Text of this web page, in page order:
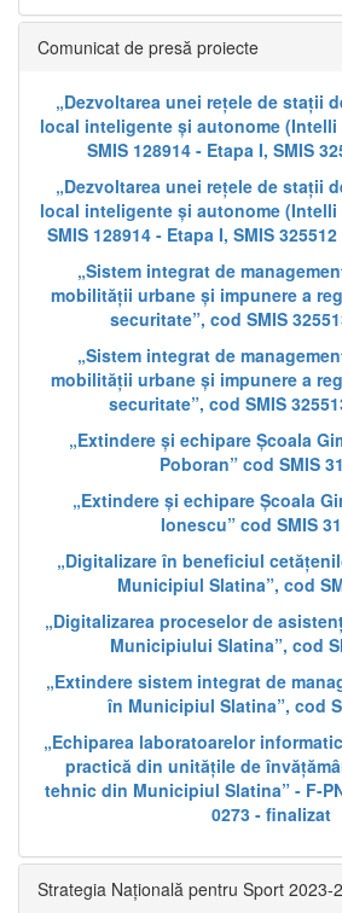
Comunicat de presă proiecte
„Dezvoltarea unei rețele de stații
local inteligente și autonome (Intelli
SMIS 128914 - Etapa I, SMIS
„Dezvoltarea unei rețele de stații
local inteligente și autonome (Intelli
SMIS 128914 - Etapa I, SMIS
„Sistem integrat de
mobilității urbane și impunere a
securitate”, cod SMIS
„Sistem integrat de
mobilității urbane și impunere a
securitate”, cod SMIS
„Extindere și echipare Școala
Poboran” cod SMIS
„Extindere și echipare Școala
Ionescu” cod SMIS
„Digitalizare în beneficiul
Municipiul Slatina”, cod
„Digitalizarea proceselor de
Municipiului Slatina”, cod
„Extindere sistem integrat de
în Municipiul Slatina”, cod
„Echiparea laboratoarelor
practică din unitățile de
tehnic din Municipiul Slatina” - F-
0273 - finalizat
Strategia Națională pentru Sport 2023-